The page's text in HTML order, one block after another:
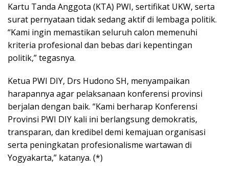
Kartu Tanda Anggota (KTA) PWI, sertifikat UKW, serta
surat pernyataan tidak sedang aktif di lembaga politik.
“Kami ingin memastikan seluruh calon memenuhi
kriteria profesional dan bebas dari kepentingan
politik,” tegasnya.
Ketua PWI DIY, Drs Hudono SH, menyampaikan
harapannya agar pelaksanaan konferensi provinsi
berjalan dengan baik. “Kami berharap Konferensi
Provinsi PWI DIY kali ini berlangsung demokratis,
transparan, dan kredibel demi kemajuan organisasi
serta peningkatan profesionalisme wartawan di
Yogyakarta,” katanya. (*)